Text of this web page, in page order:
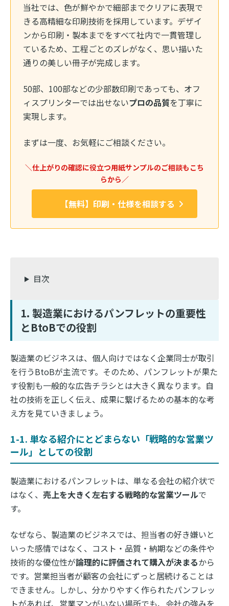
当社では、色が鮮やかで細部までクリアに表現で
きる高精細な印刷技術を採用しています。デザイ
ンから印刷・製本までをすべて社内で一貫管理し
ているため、工程ごとのズレがなく、思い描いた
通りの美しい冊子が完成します。
50部、100部などの少部数印刷であっても、オフ
ィスプリンターでは出せないプロの品質を丁寧に
実現します。
まずは一度、お気軽にご相談ください。
＼仕上がりの確認に役立つ用紙サンプルのご相談もこち
らから／
【無料】印刷・仕様を相談する
目次
1. 製造業におけるパンフレットの重要性
とBtoBでの役割
製造業のビジネスは、個人向けではなく企業同士が取引
を行うBtoBが主流です。そのため、パンフレットが果た
す役割も一般的な広告チラシとは大きく異なります。自
社の技術を正しく伝え、成果に繋げるための基本的な考
え方を見ていきましょう。
1-1. 単なる紹介にとどまらない「戦略的な営業ツ
ール」としての役割
製造業におけるパンフレットは、単なる会社の紹介状で
はなく、 売上を大きく左右する戦略的な営業ツールで
す。
なぜなら、製造業のビジネスでは、担当者の好き嫌いと
いった感情ではなく、コスト・品質・納期などの条件や
技術的な優位性が論理的に評価されて購入が決まるから
です。営業担当者が顧客の会社にずっと居続けることは
できません。しかし、分かりやすく作られたパンフレッ
トがあれば、営業マンがいない場所でも、会社の強みを